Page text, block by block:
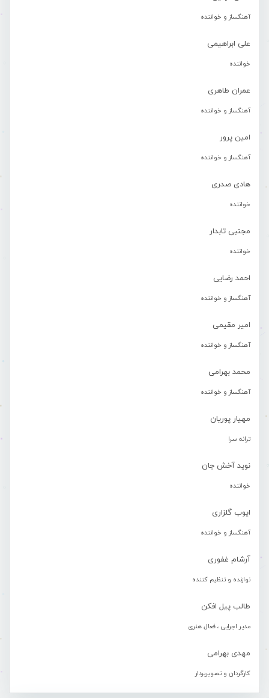
آهنگساز و خواننده
علی ابراهیمی
خواننده
عمران طاهری
آهنگساز و خواننده
امین پرور
آهنگساز و خواننده
هادی صدری
خواننده
مجتبی تابدار
خواننده
احمد رضایی
آهنگساز و خواننده
امیر مقیمی
آهنگساز و خواننده
محمد بهرامی
آهنگساز و خواننده
مهیار پوریان
ترانه سرا
نوید آخش جان
خواننده
ایوب گلزاری
آهنگساز و خواننده
آرشام غفوری
نوازنده و تنظیم کننده
طالب پیل افکن
مدیر اجرایی ، فعال هنری
مهدی بهرامی
کارگردان و تصویربردار